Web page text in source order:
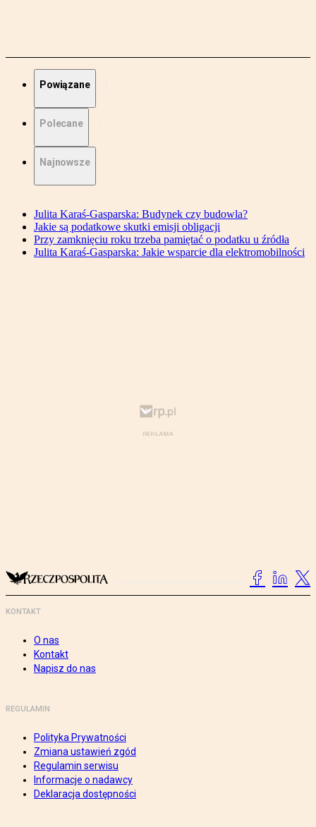
Powiązane
Polecane
Najnowsze
Julita Karaś-Gasparska: Budynek czy budowla?
Jakie są podatkowe skutki emisji obligacji
Przy zamknięciu roku trzeba pamiętać o podatku u źródła
Julita Karaś-Gasparska: Jakie wsparcie dla elektromobilności
KONTAKT
O nas
Kontakt
Napisz do nas
REGULAMIN
Polityka Prywatności
Zmiana ustawień zgód
Regulamin serwisu
Informacje o nadawcy
Deklaracja dostępności